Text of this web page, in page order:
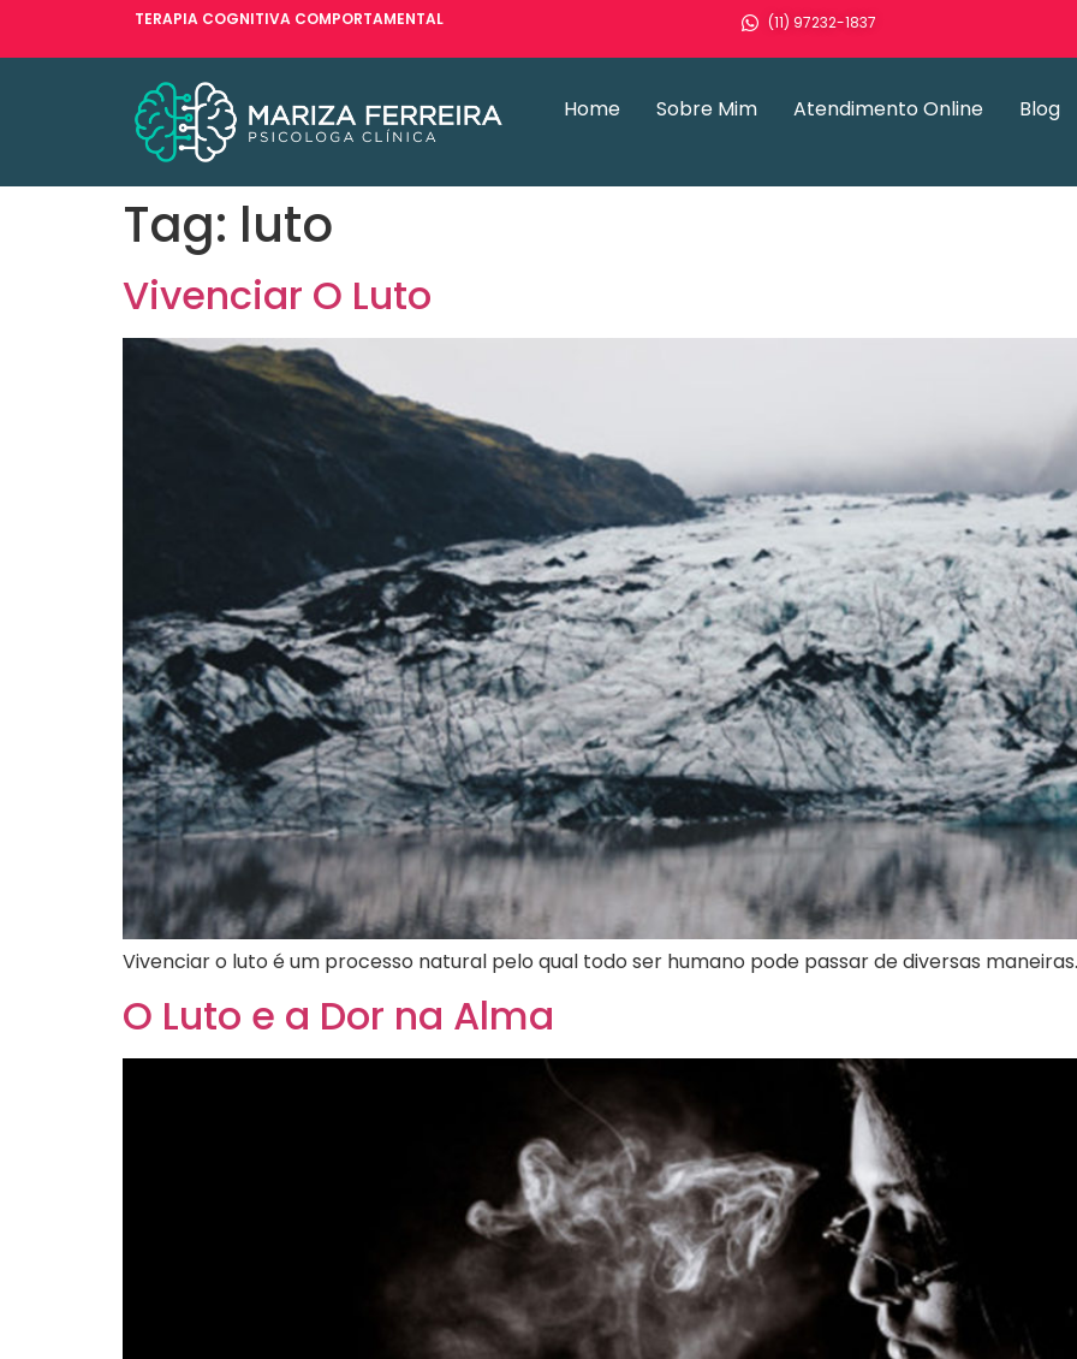
TERAPIA COGNITIVA COMPORTAMENTAL (11) 97232-1837
Home Sobre Mim Atendimento Online Blog
Tag: luto
Vivenciar O Luto
Vivenciar o luto é um processo natural pelo qual todo ser humano pode passar de diversas maneiras.
O Luto e a Dor na Alma